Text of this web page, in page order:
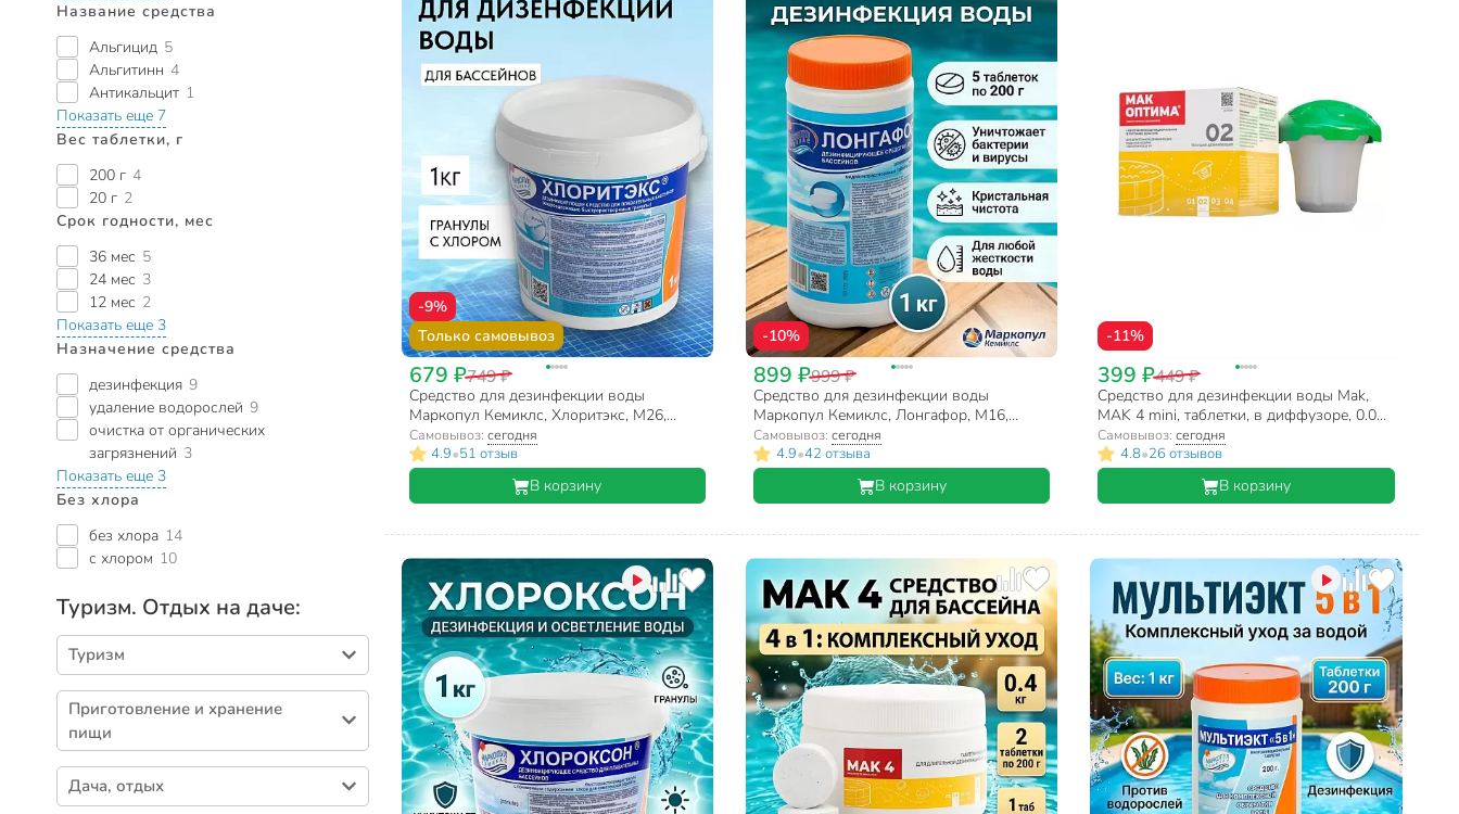
Название средства
Альгицид 5
Альгитинн 4
Антикальцит 1
Показать еще 7
Вес таблетки, г
200 г 4
20 г 2
Срок годности, мес
36 мес 5
24 мес 3
12 мес 2
Показать еще 3
Назначение средства
дезинфекция 9
удаление водорослей 9
очистка от органических
загрязнений 3
Показать еще 3
Без хлора
без хлора 14
с хлором 10
Туризм. Отдых на даче:
Туризм
Репелленты (187)
Фонари (57)
Коврики туристические (32)
Палатки (18)
Приготовление и хранение
пищи
Походная посуда (36)
Шампуры (21)
Дача, отдых
-9%
Только самовывоз
679 ₽749 ₽
Средство для дезинфекции воды
Маркопул Кемиклс, Хлоритэкс, М26,
гранулы, 1 кг
Самовывоз: сегодня
4.9•51 отзыв
В корзину
-10%
899 ₽999 ₽
Средство для дезинфекции воды
Маркопул Кемиклс, Лонгафор, М16,
таблетки, медленнорастворимое, 1 кг,
одна таблетка 200 г
Самовывоз: сегодня
4.9•42 отзыва
В корзину
-11%
399 ₽449 ₽
Средство для дезинфекции воды Mak,
MAK 4 mini, таблетки, в диффузоре, 0.04
кг, одна таблетка 20 г
Самовывоз:сегодня
4.8•26 отзывов
В корзину